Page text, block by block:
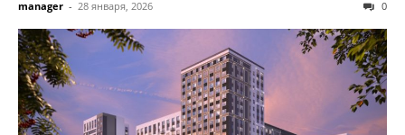
manager - 28 января, 2026 0